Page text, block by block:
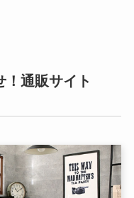
！通販サイト